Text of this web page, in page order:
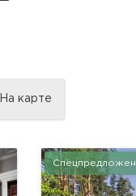
На карте